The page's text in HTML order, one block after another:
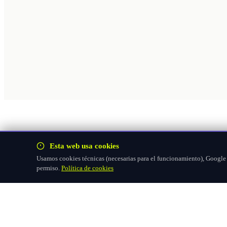
Esta web usa cookies
Usamos cookies técnicas (necesarias para el funcionamiento),
permiso. Política de cookies